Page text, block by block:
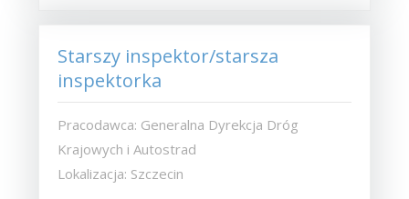
Starszy inspektor/starsza
inspektorka
Pracodawca: Generalna Dyrekcja Dróg
Krajowych i Autostrad
Lokalizacja: Szczecin